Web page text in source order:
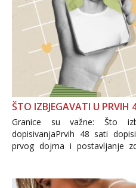
ŠTO IZBJEGAVATI U PRVIH
Granice su važne: Što
dopisivanjaPrvih 48 sati
prvog dojma i postavljanje
Važno je izbjeći prebrzo
informacija, jer
povjerenje. Takođe...